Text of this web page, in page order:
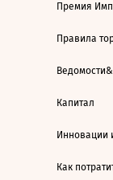
Премия
Правила
Ведомости&
Капитал
Инновации
Как